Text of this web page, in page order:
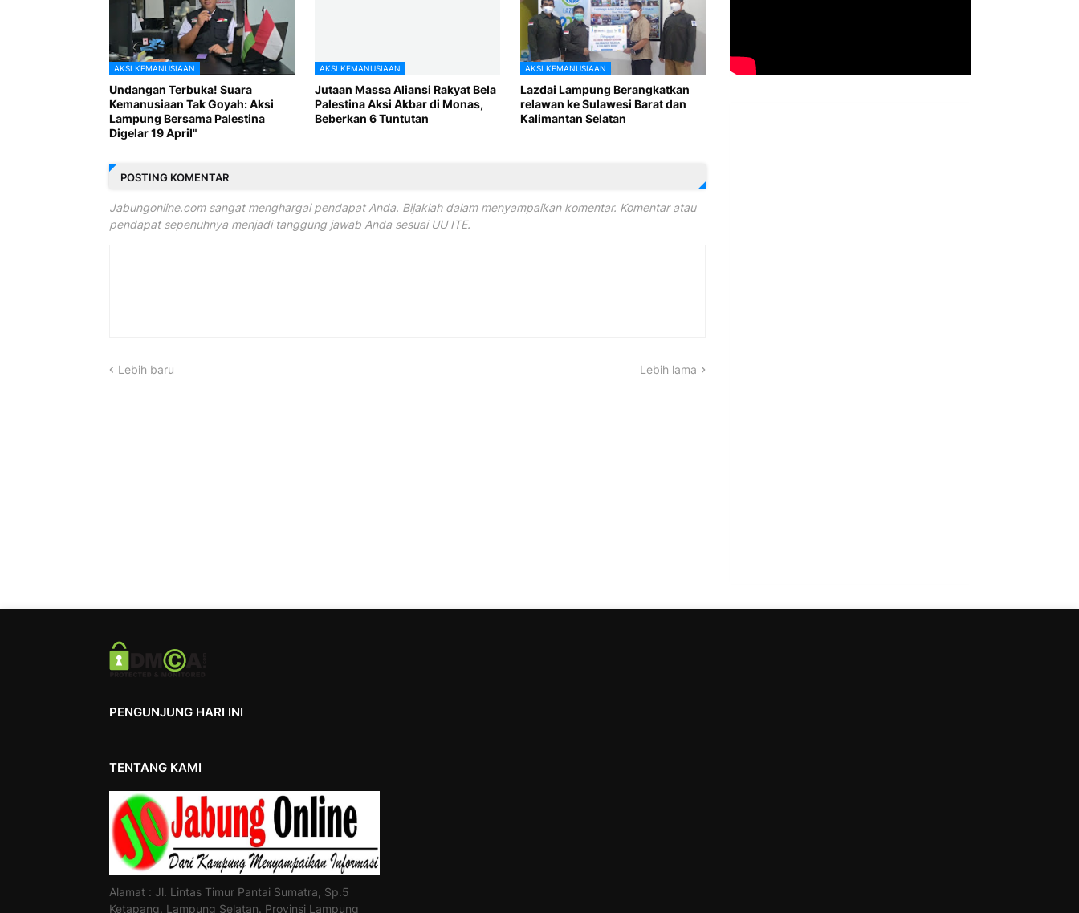
AKSI KEMANUSIAAN
Undangan Terbuka! Suara
Kemanusiaan Tak Goyah: Aksi
Lampung Bersama Palestina
Digelar 19 April"
AKSI KEMANUSIAAN
Jutaan Massa Aliansi Rakyat Bela
Palestina Aksi Akbar di Monas,
Beberkan 6 Tuntutan
AKSI KEMANUSIAAN
Lazdai Lampung Berangkatkan
relawan ke Sulawesi Barat dan
Kalimantan Selatan
POSTING KOMENTAR
Jabungonline.com sangat menghargai pendapat Anda. Bijaklah dalam menyampaikan komentar. Komentar atau
pendapat sepenuhnya menjadi tanggung jawab Anda sesuai UU ITE.
Lebih baru Lebih lama
PENGUNJUNG HARI INI
TENTANG KAMI
Alamat : Jl. Lintas Timur Pantai Sumatra, Sp.5
Ketapang. Lampung Selatan. Provinsi Lampung